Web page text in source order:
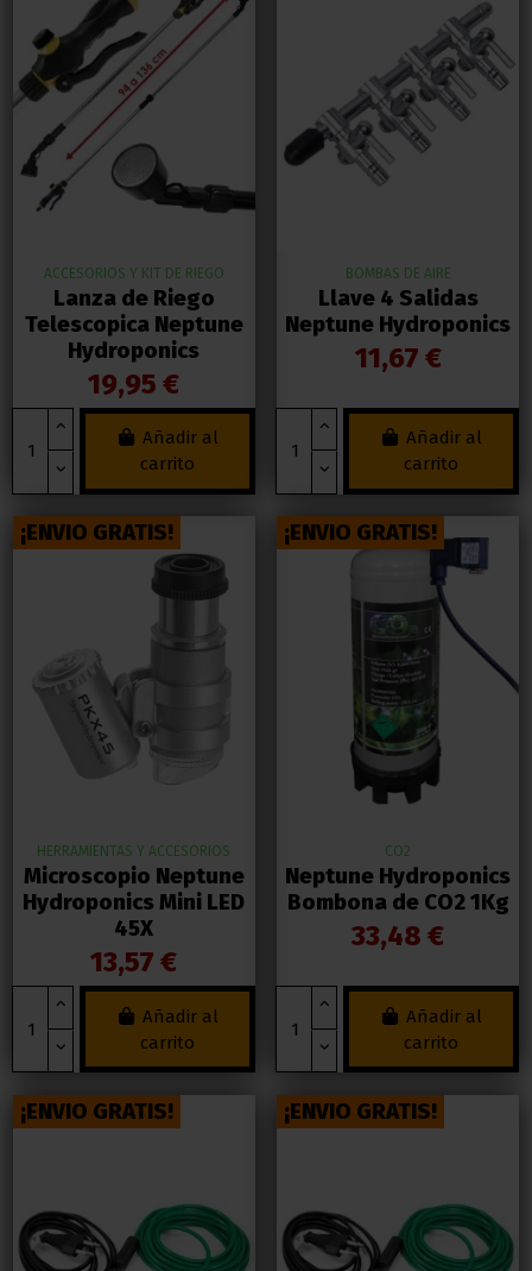
ACCESORIOS Y KIT DE RIEGO
Lanza de Riego
Telescopica Neptune
Hydroponics
19,95 €
Añadir al
carrito
BOMBAS DE AIRE
Llave 4 Salidas
Neptune Hydroponics
11,67 €
Añadir al
carrito
¡ENVIO GRATIS!
HERRAMIENTAS Y ACCESORIOS
Microscopio Neptune
Hydroponics Mini LED
45X
13,57 €
Añadir al
carrito
¡ENVIO GRATIS!
CO2
Neptune Hydroponics
Bombona de CO2 1Kg
33,48 €
Añadir al
carrito
¡ENVIO GRATIS! ¡ENVIO GRATIS!